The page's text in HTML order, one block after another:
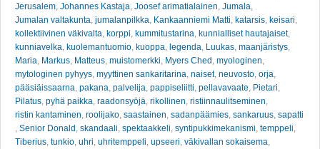
Jerusalem Johannes Kastaja Joosef arimatialainen Jumala
Jumalan valtakunta jumalanpilkka Kankaanniemi Matti katarsis keisari
kollektiivinen väkivalta korppi kummitustarina kunnialliset hautajaiset,
kunniavelka kuolemantuomio kuoppa legenda Luukas maanjäristys
Maria Markus Matteus muistomerkki Myers Ched myologinen
mytologinen pyhyys myyttinen sankaritarina naiset, neuvosto orja
pääsiäissaarna pakana palvelija pappiseliitti pellavavaate Pietari
Pilatus pyhä paikka raadonsyöjä rikollinen ristiinnaulitseminen
ristin kantaminen roolijako saastainen sadanpäämies sankaruus sapatti
Senior Donald skandaali spektaakkeli syntipukkimekanismi temppeli
Tiberius tunkio uhri uhritemppeli upseeri väkivallan sokaisema